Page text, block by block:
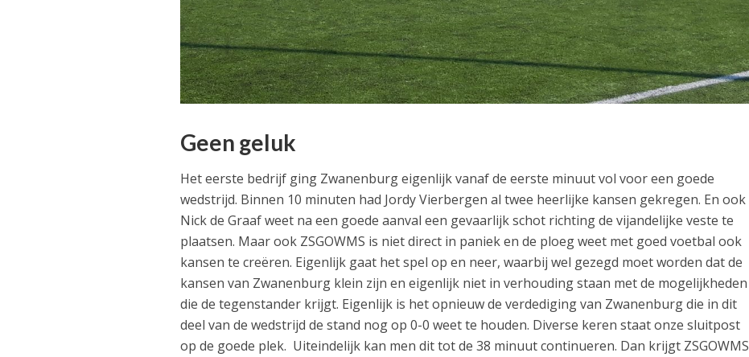
Geen geluk
Het eerste bedrijf ging Zwanenburg eigenlijk vanaf de eerste minuut vol voor een goede
wedstrijd. Binnen 10 minuten had Jordy Vierbergen al twee heerlijke kansen gekregen. En ook
Nick de Graaf weet na een goede aanval een gevaarlijk schot richting de vijandelijke veste te
plaatsen. Maar ook ZSGOWMS is niet direct in paniek en de ploeg weet met goed voetbal ook
kansen te creëren. Eigenlijk gaat het spel op en neer, waarbij wel gezegd moet worden dat de
kansen van Zwanenburg klein zijn en eigenlijk niet in verhouding staan met de mogelijkheden
die de tegenstander krijgt. Eigenlijk is het opnieuw de verdediging van Zwanenburg die in dit
deel van de wedstrijd de stand nog op 0-0 weet te houden. Diverse keren staat onze sluitpost
op de goede plek. Uiteindelijk kan men dit tot de 38 minuut continueren. Dan krijgt ZSGOWMS